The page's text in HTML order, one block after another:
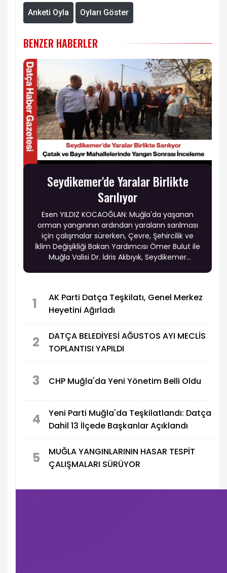
Anketi Oyla Oyları Göster
BENZER HABERLER
Seydikemer'de Yaralar Birlikte
Sarılıyor
Esen YILDIZ KOCAOĞLAN: Muğla'da yaşanan
orman yangınının ardından yaraların sarılması
için çalışmalar sürerken, Çevre, Şehircilik ve
İklim Değişikliği Bakan Yardımcısı Ömer Bulut ile
Muğla Valisi Dr. İdris Akbıyık, Seydikemer
1
AK Parti Datça Teşkilatı, Genel Merkez
Heyetini Ağırladı
2
DATÇA BELEDİYESİ AĞUSTOS AYI MECLİS
TOPLANTISI YAPILDI
3 CHP Muğla'da Yeni Yönetim Belli Oldu
4
Yeni Parti Muğla'da Teşkilatlandı: Datça
Dahil 13 İlçede Başkanlar Açıklandı
5
MUĞLA YANGINLARININ HASAR TESPİT
ÇALIŞMALARI SÜRÜYOR